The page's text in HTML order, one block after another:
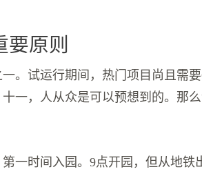
原则
。试运行期间，热门项目尚且需要
一，人从众是可以预想到的。那
一时间入园。9点开园，但从地铁